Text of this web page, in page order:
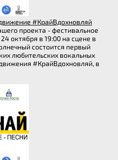
#КрайВдохновляй
проекта - фестивальное
октября в 19:00 на сцене в
состоится первый
любительских вокальных
#КрайВдохновляй, в